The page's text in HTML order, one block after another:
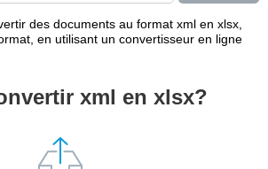
des documents au format xml en xlsx,
en utilisant un convertisseur en ligne
xml en xlsx?